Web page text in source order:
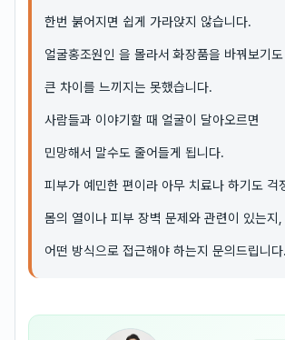
한번 붉어지면 쉽게 가라앉지 않습니다.
얼굴홍조원인 을 몰라서 화장품을 바꿔보기
큰 차이를 느끼지는 못했습니다.
사람들과 이야기할 때 얼굴이 달아오르면
민망해서 말수도 줄어들게 됩니다.
피부가 예민한 편이라 아무 치료나 하기도 걱
몸의 열이나 피부 장벽 문제와 관련이 있는지,
어떤 방식으로 접근해야 하는지 문의드립니다.